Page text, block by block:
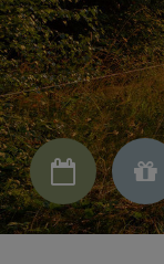
 